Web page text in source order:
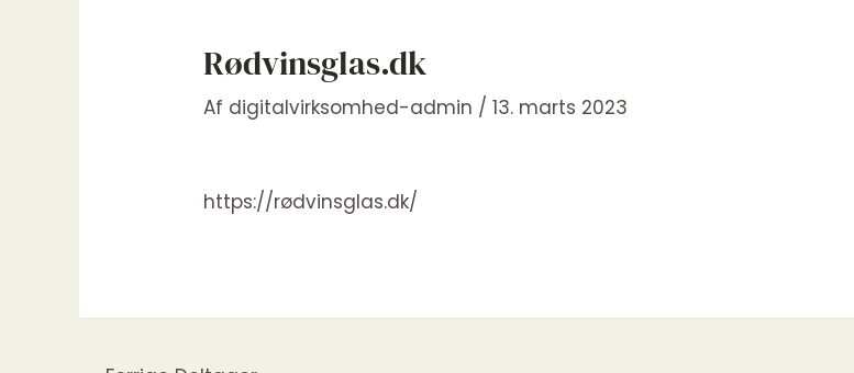
Rødvinsglas.dk
Af digitalvirksomhed-admin /13. marts 2023
https://rødvinsglas.dk/